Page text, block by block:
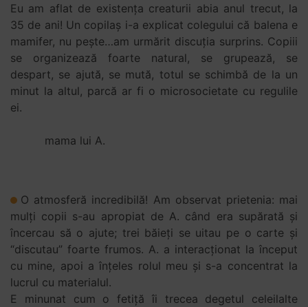
Eu am aflat de existența creaturii abia anul trecut, la
35 de ani! Un copilaș i-a explicat colegului că balena e
mamifer, nu pește…am urmărit discuția surprins. Copiii
se organizează foarte natural, se grupează, se
despart, se ajută, se mută, totul se schimbă de la un
minut la altul, parcă ar fi o microsocietate cu regulile
ei.
mama lui A.
O atmosferă incredibilă! Am observat prietenia: mai
mulți copii s-au apropiat de A. când era supărată și
încercau să o ajute; trei băieți se uitau pe o carte și
“discutau” foarte frumos. A. a interacționat la început
cu mine, apoi a înțeles rolul meu și s-a concentrat la
lucrul cu materialul.
E minunat cum o fetiță îi trecea degetul celeilalte